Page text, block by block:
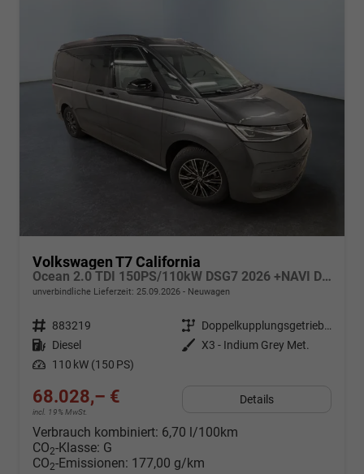
Volkswagen T7 California
Ocean 2.0 TDI 150PS/110kW DSG7 2026 +NAVI DISCOVER PRO+FRONTSCHEIBE BEHEIZBAR+TOP & PARK PAKET+18" ALU+AHK+TRAVEL ASSIST+EL- HEBEDACH, BASALT GRAU+CAMPINGAUSBAU
unverbindliche Lieferzeit: 25.09.2026 Neuwagen
Fahrzeugnr. 883219 Getriebe
Doppelkupplungsgetriebe (DSG)
Kraftstoff Diesel Außenfarbe
X3 - Indium Grey Met.
Leistung 110 kW (150 PS)
68.028,– €
incl. 19% MwSt.
Details
Verbrauch kombiniert: 6,70 l/100km
CO2-Klasse: G
CO2-Emissionen: 177,00 g/km